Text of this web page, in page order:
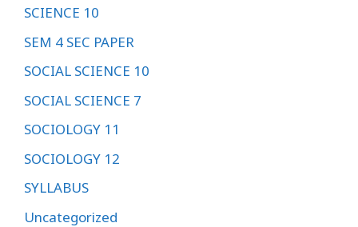
SCIENCE 10
SEM 4 SEC PAPER
SOCIAL SCIENCE 10
SOCIAL SCIENCE 7
SOCIOLOGY 11
SOCIOLOGY 12
SYLLABUS
Uncategorized